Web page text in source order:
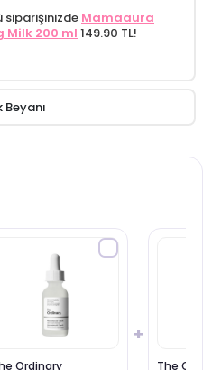
siparişinizde Mamaaura
Milk 200 ml 149.90 TL!
Beyanı
Ordinary
+
The